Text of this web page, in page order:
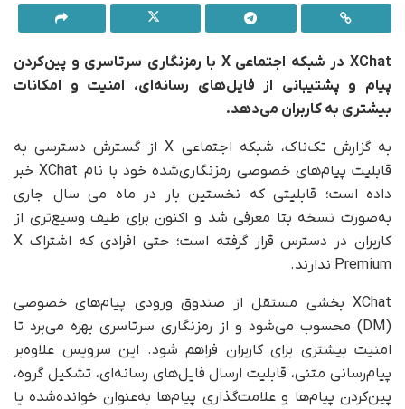
XChat در شبکه اجتماعی X با رمزنگاری سرتاسری و پین‌کردن
پیام و پشتیبانی از فایل‌های رسانه‌ای، امنیت و امکانات
بیشتری به کاربران می‌دهد.
به گزارش تک‌ناک، شبکه اجتماعی X از گسترش دسترسی به
قابلیت پیام‌های خصوصی رمزنگاری‌شده خود با نام XChat خبر
داده است؛ قابلیتی که نخستین بار در ماه می سال جاری
به‌صورت نسخه بتا معرفی شد و اکنون برای طیف وسیع‌تری از
کاربران در دسترس قرار گرفته است؛ حتی افرادی که اشتراک X
Premium ندارند.
XChat بخشی مستقل از صندوق ورودی پیام‌های خصوصی
(DM) محسوب می‌شود و از رمزنگاری سرتاسری بهره می‌برد تا
امنیت بیشتری برای کاربران فراهم شود. این سرویس علاوه‌بر
پیام‌رسانی متنی، قابلیت ارسال فایل‌های رسانه‌ای، تشکیل گروه،
پین‌کردن پیام‌ها و علامت‌گذاری پیام‌ها به‌عنوان خوانده‌شده یا